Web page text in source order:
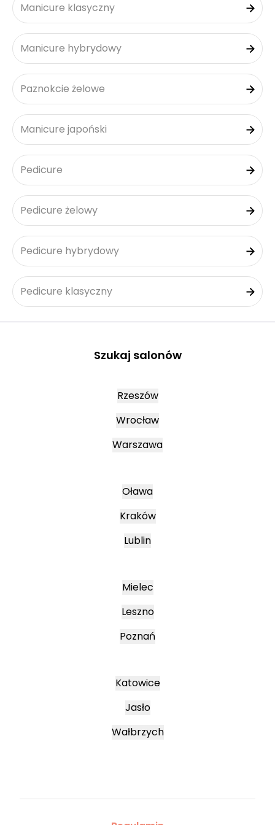
Manicure klasyczny
Manicure hybrydowy
Paznokcie żelowe
Manicure japoński
Pedicure
Pedicure żelowy
Pedicure hybrydowy
Pedicure klasyczny
Szukaj salonów
Rzeszów
Wrocław
Warszawa
Oława
Kraków
Lublin
Mielec
Leszno
Poznań
Katowice
Jasło
Wałbrzych